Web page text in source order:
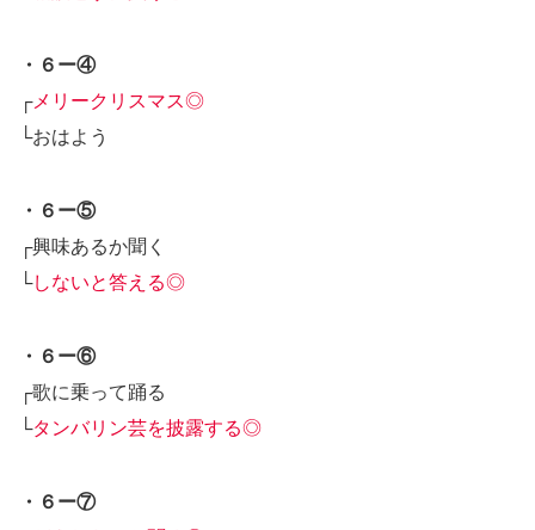
・６ー④
┌メリークリスマス◎
└おはよう
・６ー⑤
┌興味あるか聞く
└しないと答える◎
・６ー⑥
┌歌に乗って踊る
└タンバリン芸を披露する◎
・６ー⑦